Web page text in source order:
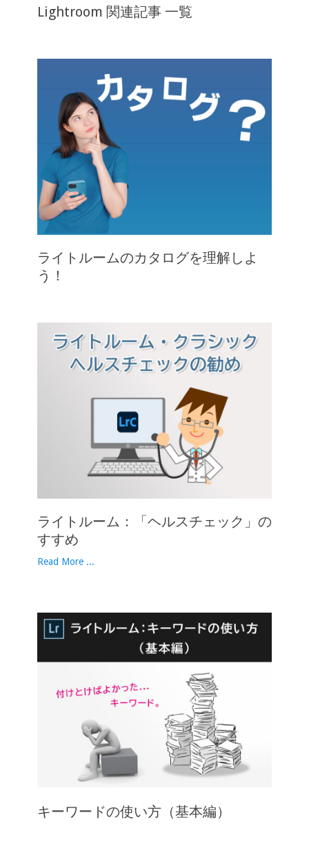
Lightroom 関連記事 一覧
ライトルームのカタログを理解しよ
う！
ライトルーム：「ヘルスチェック」の
すすめ
Read More ...
キーワードの使い方（基本編）